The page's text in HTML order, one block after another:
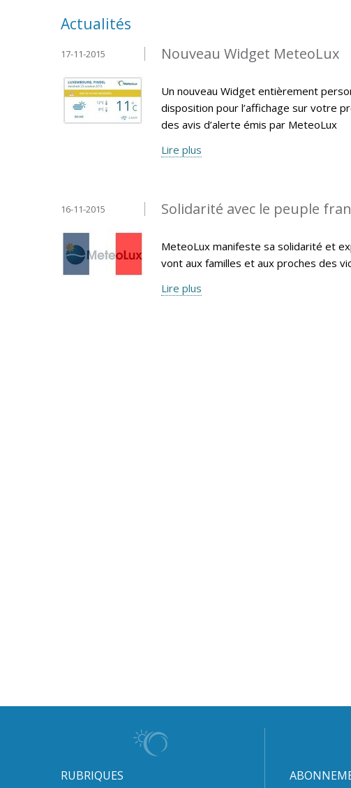
Actualités
Nouveau Widget MeteoLux
17-11-2015
Un nouveau Widget entièrement
disposition pour l’affichage sur votre
des avis d’alerte émis par MeteoLux
Lire plus
Solidarité avec le peuple
16-11-2015
MeteoLux manifeste sa solidarité et
vont aux familles et aux proches des
Lire plus
RUBRIQUES